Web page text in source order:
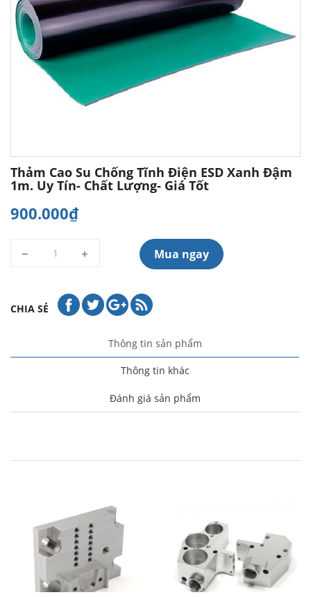
Thảm Cao Su Chống Tĩnh Điện ESD Xanh Đậm
1m. Uy Tín- Chất Lượng- Giá Tốt
900.000₫
Mua ngay
CHIA SẺ
Thông tin sản phẩm
Thông tin khác
Đánh giá sản phẩm